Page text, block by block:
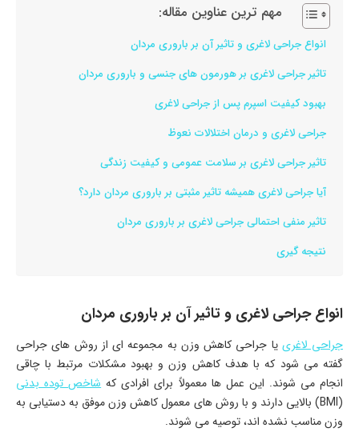
مهم ترین عناوین مقاله:
انواع جراحی لاغری و تاثیر آن بر باروری مردان
تاثیر جراحی لاغری بر هورمون های جنسی و باروری مردان
بهبود کیفیت اسپرم پس از جراحی لاغری
جراحی لاغری و درمان اختلالات نعوظ
تاثیر جراحی لاغری بر سلامت عمومی و کیفیت زندگی
آیا جراحی لاغری همیشه تاثیر مثبتی بر باروری مردان دارد؟
تاثیر منفی احتمالی جراحی لاغری بر باروری مردان
نتیجه گیری
انواع جراحی لاغری و تاثیر آن بر باروری مردان
جراحی لاغری یا جراحی کاهش وزن به مجموعه ای از روش های جراحی
گفته می شود که با هدف کاهش وزن و بهبود مشکلات مرتبط با چاقی
انجام می شوند. این عمل ها معمولاً برای افرادی کهشاخص توده بدنی
(BMI) بالایی دارند و با روش های معمول کاهش وزن موفق به دستیابی به
وزن مناسب نشده اند، توصیه می شوند.